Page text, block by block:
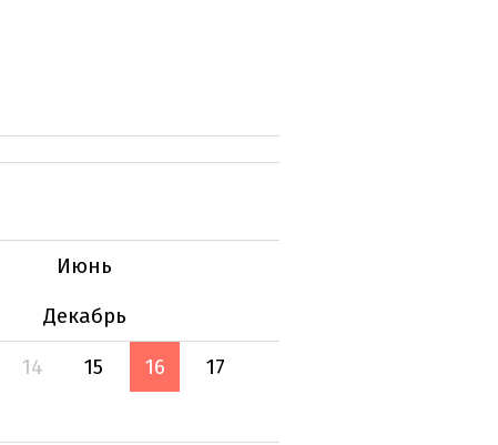
Июнь
Декабрь
14 15 16
17